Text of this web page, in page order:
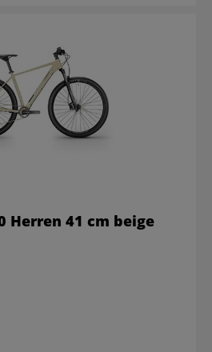
Herren 41 cm beige